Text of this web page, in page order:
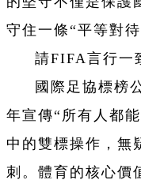
守住一條“平等對待
請FIFA言行一
國際足協標榜
年宣傳“所有人都
中的雙標操作，無
刺。體育的核心價